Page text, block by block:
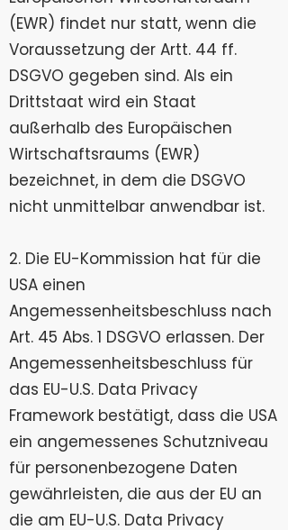
(EWR) findet nur statt, wenn die
Voraussetzung der Artt. 44 ff.
DSGVO gegeben sind. Als ein
Drittstaat wird ein Staat
außerhalb des Europäischen
Wirtschaftsraums (EWR)
bezeichnet, in dem die DSGVO
nicht unmittelbar anwendbar ist.
2. Die EU-Kommission hat für die
USA einen
Angemessenheitsbeschluss nach
Art. 45 Abs. 1 DSGVO erlassen. Der
Angemessenheitsbeschluss für
das EU-U.S. Data Privacy
Framework bestätigt, dass die USA
ein angemessenes Schutzniveau
für personenbezogene Daten
gewährleisten, die aus der EU an
die am EU-U.S. Data Privacy